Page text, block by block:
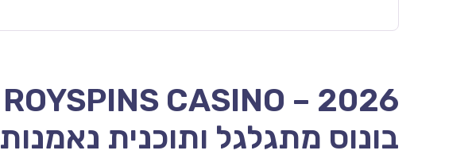
בונוס מתגלגל ותוכנית נאמנות